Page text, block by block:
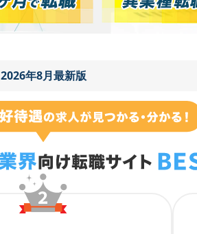
2026年8月最新版